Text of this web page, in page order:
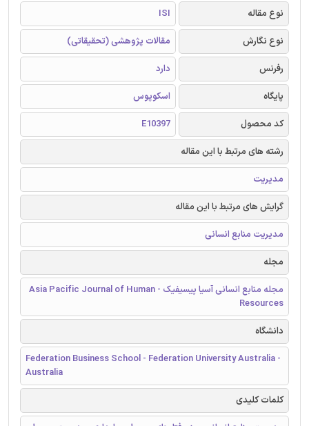
نوع مقاله
ISI
نوع نگارش
مقالات پژوهشی (تحقیقاتی)
رفرنس
دارد
پایگاه
اسکوپوس
کد محصول
E10397
رشته های مرتبط با این مقاله
مدیریت
گرایش های مرتبط با این مقاله
مدیریت منابع انسانی
مجله
مجله منابع انسانی آسیا پیسیفیک - Asia Pacific Journal of Human
Resources
دانشگاه
Federation Business School - Federation University Australia -
Australia
کلمات کلیدی